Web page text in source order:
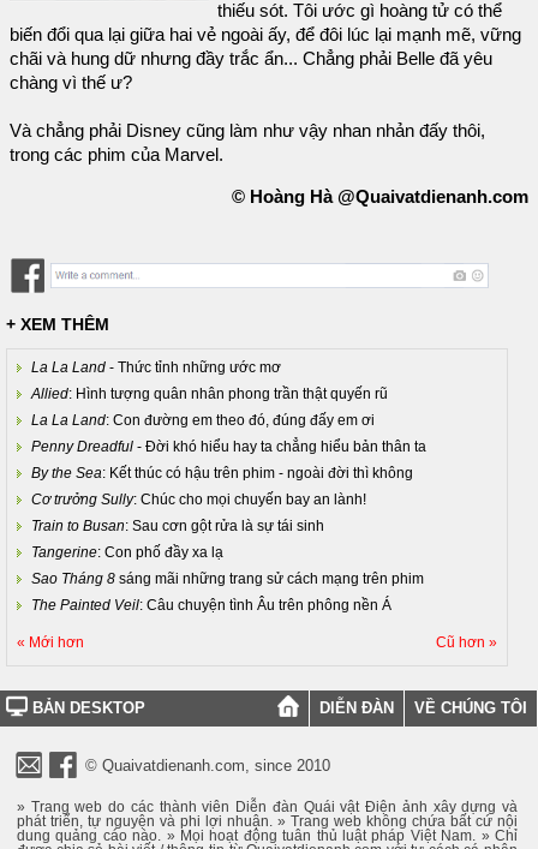
thiếu sót. Tôi ước gì hoàng tử có thể
biến đổi qua lại giữa hai vẻ ngoài ấy, để đôi lúc lại mạnh mẽ, vững
chãi và hung dữ nhưng đầy trắc ẩn... Chẳng phải Belle đã yêu
chàng vì thế ư?
Và chẳng phải Disney cũng làm như vậy nhan nhản đấy thôi,
trong các phim của Marvel.
© Hoàng Hà @Quaivatdienanh.com
+ XEM THÊM
La La Land - Thức tỉnh những ước mơ
Allied: Hình tượng quân nhân phong trần thật quyến rũ
La La Land: Con đường em theo đó, đúng đấy em ơi
Penny Dreadful - Đời khó hiểu hay ta chẳng hiểu bản thân ta
By the Sea: Kết thúc có hậu trên phim - ngoài đời thì không
Cơ trưởng Sully: Chúc cho mọi chuyến bay an lành!
Train to Busan: Sau cơn gột rửa là sự tái sinh
Tangerine: Con phố đầy xa lạ
Sao Tháng 8 sáng mãi những trang sử cách mạng trên phim
The Painted Veil: Câu chuyện tình Âu trên phông nền Á
« Mới hơn Cũ hơn »
BẢN DESKTOP DIỄN ĐÀN VỀ CHÚNG TÔI
© Quaivatdienanh.com, since 2010
» Trang web do các thành viên Diễn đàn Quái vật Điện ảnh xây dựng và
phát triển, tự nguyện và phi lợi nhuận. » Trang web không chứa bất cứ nội
dung quảng cáo nào. » Mọi hoạt động tuân thủ luật pháp Việt Nam. » Chỉ